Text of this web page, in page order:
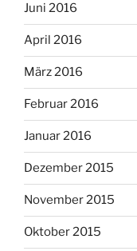
Juni 2016
April 2016
März 2016
Februar 2016
Januar 2016
Dezember 2015
November 2015
Oktober 2015